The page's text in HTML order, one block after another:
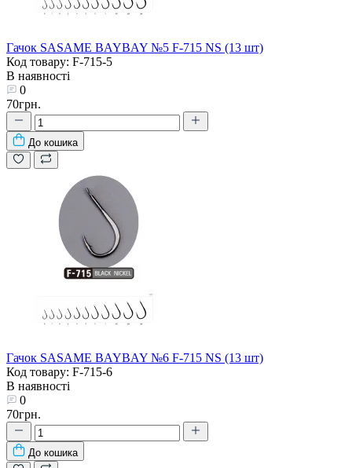
Гачок SASAME BAYBAY №5 F-715 NS (13 шт)
Код товару: F-715-5
В наявності
0
70грн.
До кошика
Гачок SASAME BAYBAY №6 F-715 NS (13 шт)
Код товару: F-715-6
В наявності
0
70грн.
До кошика